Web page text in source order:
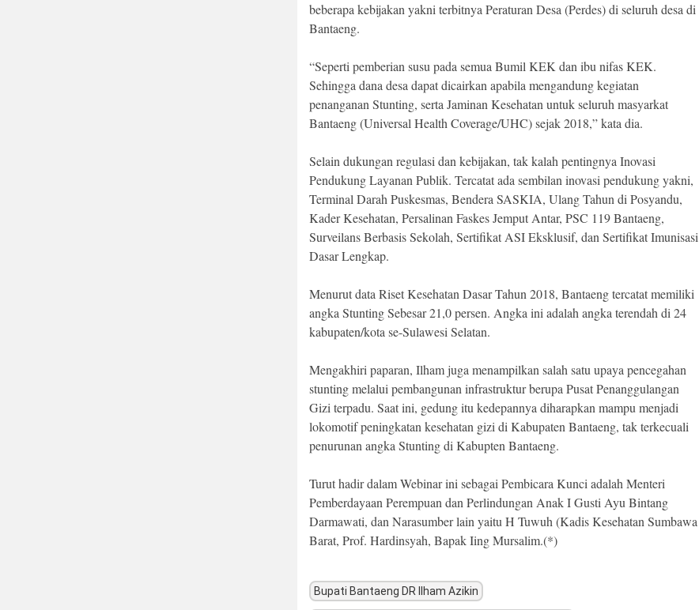
beberapa kebijakan yakni terbitnya Peraturan Desa (Perdes) di seluruh desa di
Bantaeng.
“Seperti pemberian susu pada semua Bumil KEK dan ibu nifas KEK.
Sehingga dana desa dapat dicairkan apabila mengandung kegiatan
penanganan Stunting, serta Jaminan Kesehatan untuk seluruh masyarkat
Bantaeng (Universal Health Coverage/UHC) sejak 2018,” kata dia.
Selain dukungan regulasi dan kebijakan, tak kalah pentingnya Inovasi
Pendukung Layanan Publik. Tercatat ada sembilan inovasi pendukung yakni,
Terminal Darah Puskesmas, Bendera SASKIA, Ulang Tahun di Posyandu,
Kader Kesehatan, Persalinan Faskes Jemput Antar, PSC 119 Bantaeng,
Surveilans Berbasis Sekolah, Sertifikat ASI Eksklusif, dan Sertifikat Imunisasi
Dasar Lengkap.
Menurut data Riset Kesehatan Dasar Tahun 2018, Bantaeng tercatat memiliki
angka Stunting Sebesar 21,0 persen. Angka ini adalah angka terendah di 24
kabupaten/kota se-Sulawesi Selatan.
Mengakhiri paparan, Ilham juga menampilkan salah satu upaya pencegahan
stunting melalui pembangunan infrastruktur berupa Pusat Penanggulangan
Gizi terpadu. Saat ini, gedung itu kedepannya diharapkan mampu menjadi
lokomotif peningkatan kesehatan gizi di Kabupaten Bantaeng, tak terkecuali
penurunan angka Stunting di Kabupten Bantaeng.
Turut hadir dalam Webinar ini sebagai Pembicara Kunci adalah Menteri
Pemberdayaan Perempuan dan Perlindungan Anak I Gusti Ayu Bintang
Darmawati, dan Narasumber lain yaitu H Tuwuh (Kadis Kesehatan Sumbawa
Barat, Prof. Hardinsyah, Bapak Iing Mursalim.(*)
Bupati Bantaeng DR Ilham Azikin